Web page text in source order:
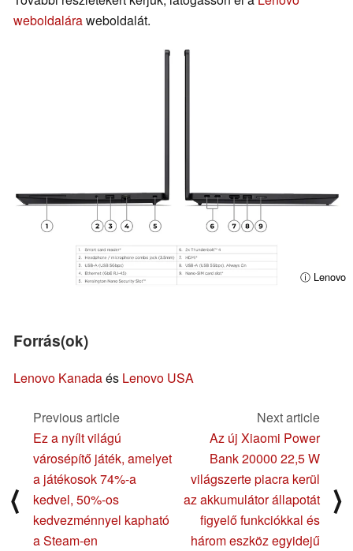
weboldaláraweboldalát.
ⓘ Lenovo
Forrás(ok)
Lenovo Kanadaés Lenovo USA
⟨
Previous article
Ez a nyílt világú
városépítő játék, amelyet
a játékosok 74%-a
kedvel, 50%-os
kedvezménnyel kapható
a Steam-en
Next article
Az új Xiaomi Power
Bank 20000 22,5 W
világszerte piacra kerül
az akkumulátor állapotát
figyelő funkciókkal és
három eszköz egyidejű
⟩